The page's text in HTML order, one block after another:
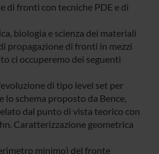
di fronti con tecniche PDE e di
biologia e scienza dei materiali
propagazione di fronti in mezzi
ci occuperemo dei seguenti
di tipo level set per
schema proposto da Bence,
dal punto di vista teorico con
Caratterizzazione geometrica
minimo) del fronte